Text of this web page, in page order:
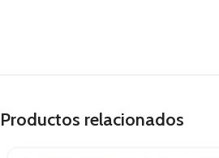
Productos relacionados